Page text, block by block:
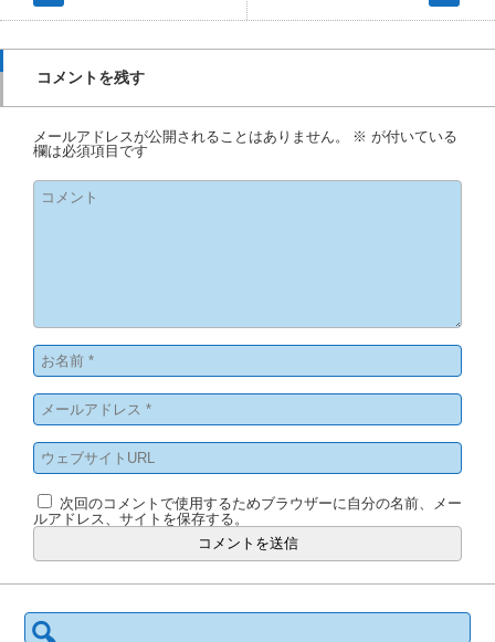
コメントを残す
メールアドレスが公開されることはありません。 ※ が付いている
欄は必須項目です
次回のコメントで使用するためブラウザーに自分の名前、メー
ルアドレス、サイトを保存する。
検
索: